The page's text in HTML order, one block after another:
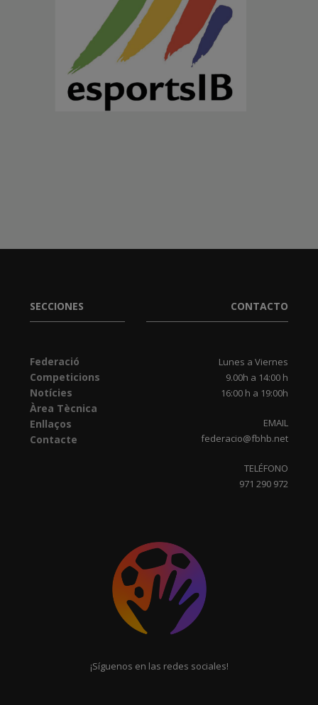
SECCIONES
Federació
Competicions
Notícies
Àrea Tècnica
Enllaços
Contacte
CONTACTO
Lunes a Viernes
9.00h a 14:00 h
16:00 h a 19:00h
EMAIL
federacio@fbhb.net
TELÉFONO
971 290 972
¡Síguenos en las redes sociales!